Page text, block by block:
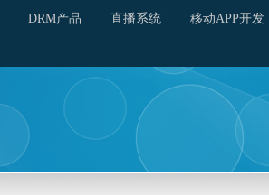
DRM产品 直播系统 移动APP开发